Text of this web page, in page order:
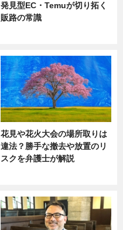
発見型EC・Temuが切り拓く
販路の常識
花見や花火大会の場所取りは
違法？勝手な撤去や放置のリ
スクを弁護士が解説